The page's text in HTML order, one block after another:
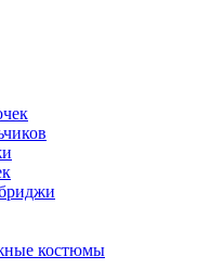
костюмы